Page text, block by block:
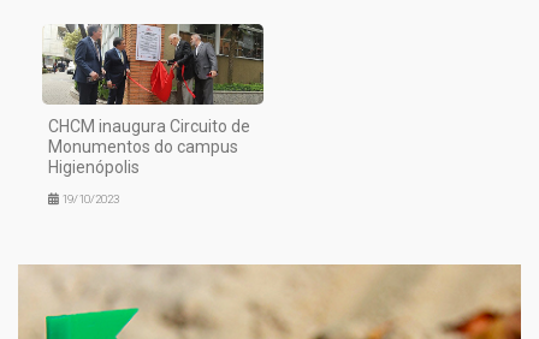
CHCM inaugura Circuito de
Monumentos do campus
Higienópolis
19/10/2023